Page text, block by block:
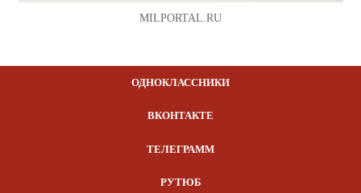
MILPORTAL.RU
ОДНОКЛАССНИКИ
ВКОНТАКТЕ
ТЕЛЕГРАММ
РУТЮБ